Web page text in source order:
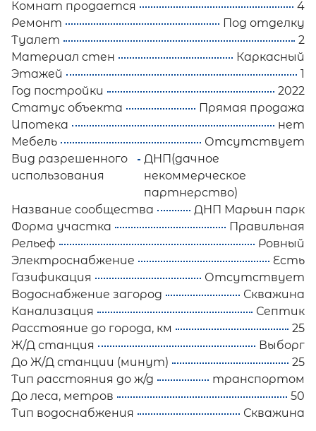
Комнат продается
4
Ремонт
Под отделку
Туалет
2
Материал стен
Каркасный
Этажей
1
Год постройки
2022
Статус объекта
Прямая продажа
Ипотека
нет
Мебель
Отсутствует
Вид разрешенного
использования
ДНП(дачное
некоммерческое
партнерство)
Название сообщества
ДНП Марьин парк
Форма участка
Правильная
Рельеф
Ровный
Электроснабжение
Есть
Газификация
Отсутствует
Водоснабжение загород
Скважина
Канализация
Септик
Расстояние до города, км
25
Ж/Д станция
Выборг
До Ж/Д станции (минут)
25
Тип расстояния до ж/д
транспортом
До леса, метров
50
Тип водоснабжения
Скважина